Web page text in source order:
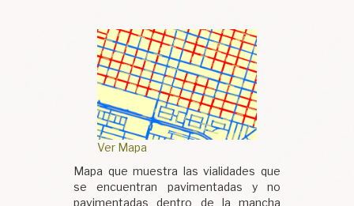
Ver Mapa
Mapa que muestra las vialidades que
se encuentran pavimentadas y no
pavimentadas dentro de la mancha